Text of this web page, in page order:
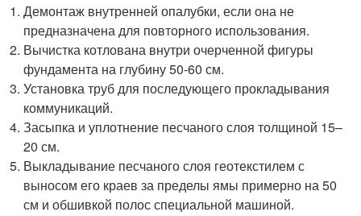
Демонтаж внутренней опалубки, если она не
предназначена для повторного использования.
Вычистка котлована внутри очерченной фигуры
фундамента на глубину 50-60 см.
Установка труб для последующего прокладывания
коммуникаций.
Засыпка и уплотнение песчаного слоя толщиной 15–
20 см.
Выкладывание песчаного слоя геотекстилем с
выносом его краев за пределы ямы примерно на 50
см и обшивкой полос специальной машиной.